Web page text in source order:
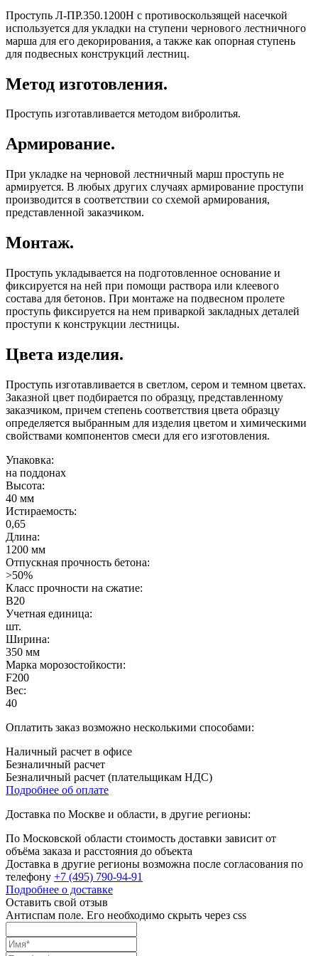
Проступь Л-ПР.350.1200Н с противоскользящей насечкой
используется для укладки на ступени чернового лестничного
марша для его декорирования, а также как опорная ступень
для подвесных конструкций лестниц.
Метод изготовления.
Проступь изготавливается методом вибролитья.
Армирование.
При укладке на черновой лестничный марш проступь не
армируется. В любых других случаях армирование проступи
производится в соответствии со схемой армирования,
представленной заказчиком.
Монтаж.
Проступь укладывается на подготовленное основание и
фиксируется на ней при помощи раствора или клеевого
состава для бетонов. При монтаже на подвесном пролете
проступь фиксируется на нем приваркой закладных деталей
проступи к конструкции лестницы.
Цвета изделия.
Проступь изготавливается в светлом, сером и темном цветах.
Заказной цвет подбирается по образцу, представленному
заказчиком, причем степень соответствия цвета образцу
определяется выбранным для изделия цветом и химическими
свойствами компонентов смеси для его изготовления.
Упаковка:
на поддонах
Высота:
40 мм
Истираемость:
0,65
Длина:
1200 мм
Отпускная прочность бетона:
>50%
Класс прочности на сжатие:
B20
Учетная единица:
шт.
Ширина:
350 мм
Марка морозостойкости:
F200
Вес:
40
Оплатить заказ возможно несколькими способами:
Наличный расчет в офисе
Безналичный расчет
Безналичный расчет (плательщикам НДС)
Подробнее об оплате
Доставка по Москве и области, в другие регионы:
По Московской области стоимость доставки зависит от
объёма заказа и расстояния до объекта
Доставка в другие регионы возможна после согласования по
телефону +7 (495) 790-94-91
Подробнее о доставке
Оставить свой отзыв
Антиспам поле. Его необходимо скрыть через css